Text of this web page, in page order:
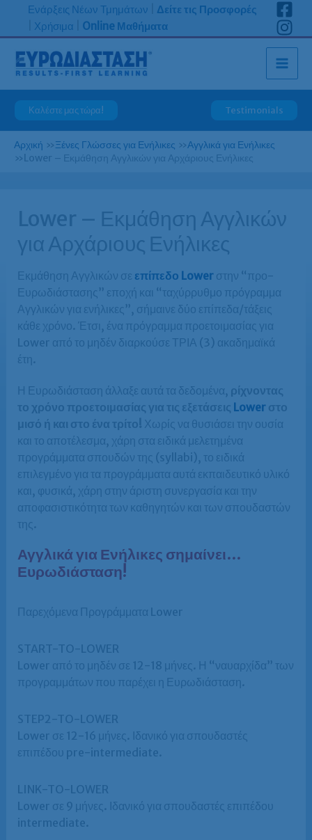
Μετάβαση
περιεχόμενο
Ενάρξεις Νέων Τμημάτων
Δείτε τις Προσφορές
Χρήσιμα Online Μαθήματα
Καλέστε μας τώρα! Testimonials
Αρχική »Ξένες Γλώσσες για Ενήλικες »Αγγλικά για Ενήλικες
»Lower – Εκμάθηση Αγγλικών για Αρχάριους Ενήλικες
Lower – Εκμάθηση Αγγλικών
για Αρχάριους Ενήλικες
Εκμάθηση Αγγλικών σε επίπεδο Lowerστην “προ-
Ευρωδιάστασης” εποχή και “ταχύρρυθμο πρόγραμμα
Αγγλικών για ενήλικες”, σήμαινε δύο επίπεδα/τάξεις
κάθε χρόνο. Έτσι, ένα πρόγραμμα προετοιμασίας για
Lower από το μηδέν διαρκούσε ΤΡΙΑ (3) ακαδημαϊκά
έτη.
Η Ευρωδιάσταση άλλαξε αυτά τα δεδομένα, ρίχνοντας
το χρόνο προετοιμασίας για τις εξετάσεις Lowerστο
μισό ή και στο ένα τρίτο! Χωρίς να θυσιάσει την ουσία
και το αποτέλεσμα, χάρη στα ειδικά μελετημένα
προγράμματα σπουδών της (syllabi), το ειδικά
επιλεγμένο για τα προγράμματα αυτά εκπαιδευτικό υλικό
και, φυσικά, χάρη στην άριστη συνεργασία και την
αποφασιστικότητα των καθηγητών και των σπουδαστών
της.
Αγγλικά για Ενήλικες σημαίνει…
Ευρωδιάσταση!
Παρεχόμενα Προγράμματα Lower
START-TO-LOWER
Lower από το μηδέν σε 12-18 μήνες. Η “ναυαρχίδα” των
προγραμμάτων που παρέχει η Ευρωδιάσταση.
STEP2-TO-LOWER
Lower σε 12-16 μήνες. Ιδανικό για σπουδαστές
επιπέδου pre-intermediate.
LINK-TO-LOWER
Lower σε 9 μήνες. Ιδανικό για σπουδαστές επιπέδου
intermediate.